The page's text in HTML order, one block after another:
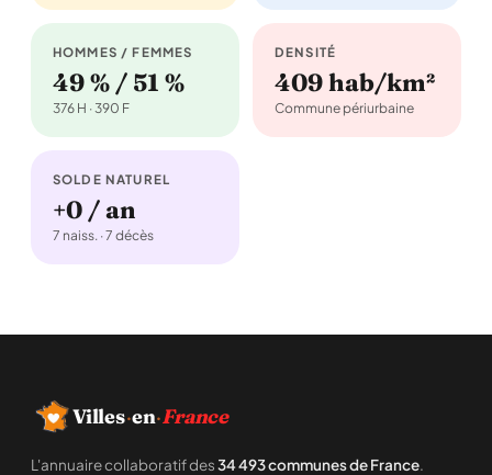
HOMMES / FEMMES
49 % / 51 %
376 H · 390 F
DENSITÉ
409 hab/km²
Commune périurbaine
SOLDE NATUREL
+0 / an
7 naiss. · 7 décès
Villes·en·France
L'annuaire collaboratif des34 493 communes de France.